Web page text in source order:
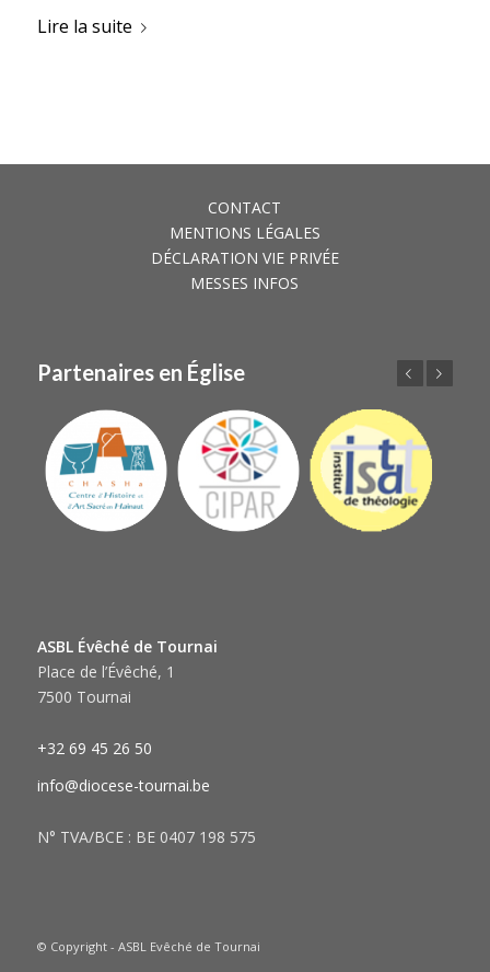
Lire la suite
CONTACT
MENTIONS LÉGALES
DÉCLARATION VIE PRIVÉE
MESSES INFOS
Partenaires en Église
ASBL Évêché de Tournai
Place de l’Évêché, 1
7500 Tournai
+32 69 45 26 50
info@diocese-tournai.be
N° TVA/BCE : BE 0407 198 575
© Copyright - ASBL Evêché de Tournai